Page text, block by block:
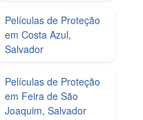
Películas de Proteção
em Costa Azul,
Salvador
Películas de Proteção
em Feira de São
Joaquim, Salvador